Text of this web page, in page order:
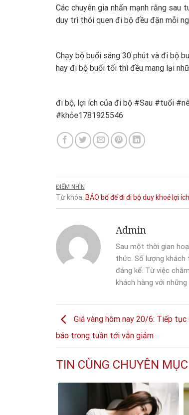
Các chuyên gia nhấn mạnh rằng
duy trì thói quen đi bộ đều đặn mỗi
Chạy bộ buổi sáng 30 phút và đi bộ
hay đi bộ buổi tối thì đều mang lại
đi bộ, lợi ích của đi bộ #Sau #tuổi
#khỏe1781925546
ĐIỂM NHÌN
Từ khóa: BÁO bổđểđi đi bộduy khoẻ lợi
Admin
Sau một thời gian
thức. Số lượng khách
đáng kể. Từ việc
khách hàng với
Giá vàng hôm nay 20/6: Tiếp
báo trong tuần tới vẫn giảm
TIN CÙNG CHUYÊN MỤC